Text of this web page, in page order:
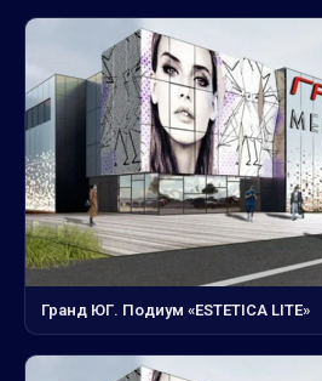
Гранд ЮГ. Подиум «ESTETICA LITE»